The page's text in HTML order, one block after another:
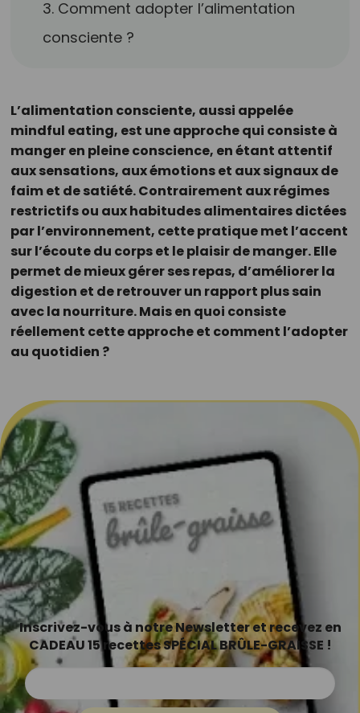
3. Comment adopter l’alimentation
consciente ?
L’alimentation consciente, aussi appelée
mindful eating, est une approche qui consiste à
manger en pleine conscience, en étant attentif
aux sensations, aux émotions et aux signaux de
faim et de satiété. Contrairement aux régimes
restrictifs ou aux habitudes alimentaires dictées
par l’environnement, cette pratique met l’accent
sur l’écoute du corps et le plaisir de manger. Elle
permet de mieux gérer ses repas, d’améliorer la
digestion et de retrouver un rapport plus sain
avec la nourriture. Mais en quoi consiste
réellement cette approche et comment l’adopter
au quotidien ?
Inscrivez-vous à notre Newsletter et recevez en
CADEAU 15 recettes SPÉCIAL BRÛLE-GRAISSE !